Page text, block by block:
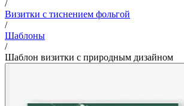
/
Визитки с тиснением фольгой
/
Шаблоны
/
Шаблон визитки с природным дизайном